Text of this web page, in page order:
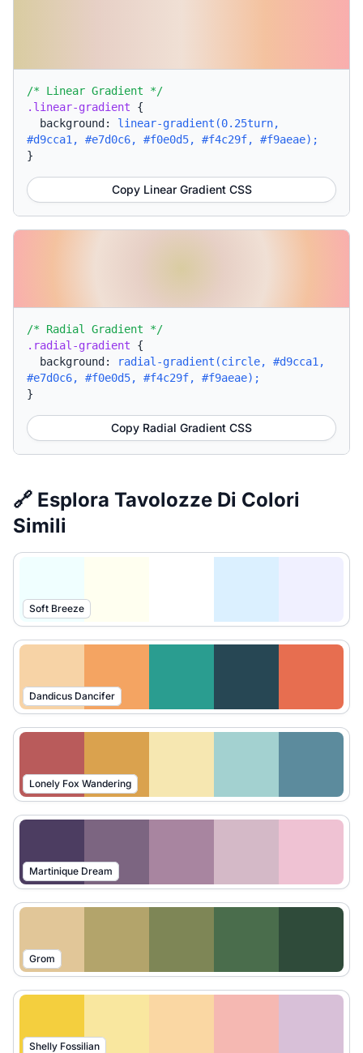
/* Linear Gradient */
.linear-gradient {
background: linear-gradient(0.25turn,
#d9cca1, #e7d0c6, #f0e0d5, #f4c29f, #f9aeae);
}
Copy Linear Gradient CSS
/* Radial Gradient */
.radial-gradient {
background:
radial-gradient(circle, #d9cca1,
#e7d0c6, #f0e0d5, #f4c29f, #f9aeae);
}
Copy Radial Gradient CSS
🔗 Esplora Tavolozze Di Colori
Simili
Soft Breeze
Dandicus Dancifer
Lonely Fox Wandering
Martinique Dream
Grom
Shelly Fossilian